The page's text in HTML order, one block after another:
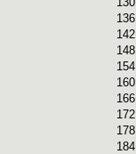
136
142
148
154
160
166
172
178
184